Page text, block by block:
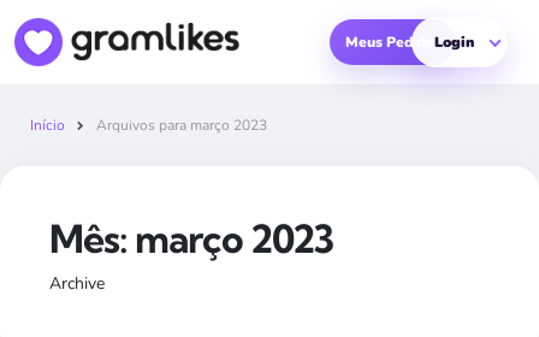
Meus PedidosLogin
Início Arquivos para março 2023
Archive
Mês: março 2023